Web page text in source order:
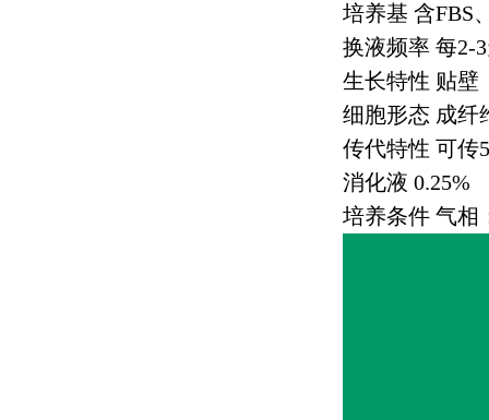
培养基 含FBS
换液频率 每2-3
生长特性 贴壁
细胞形态 成纤
传代特性 可传5
消化液 0.25%
培养条件 气相